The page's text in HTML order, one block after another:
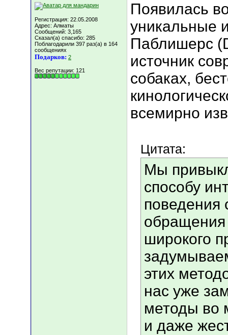
Регистрация: 22.05.2008
Адрес: Алматы
Сообщений: 3,165
Сказал(а) спасибо: 285
Поблагодарили 397 раз(а) в 164
сообщениях
Подарков: 2
Вес репутации: 121
Появилась
уникальные
Паблишерс
источник
собаках,
всемирно
Цитата:
Мы
способу
поведения
обращения
широкого
этих
нас уже
методы во
и даже